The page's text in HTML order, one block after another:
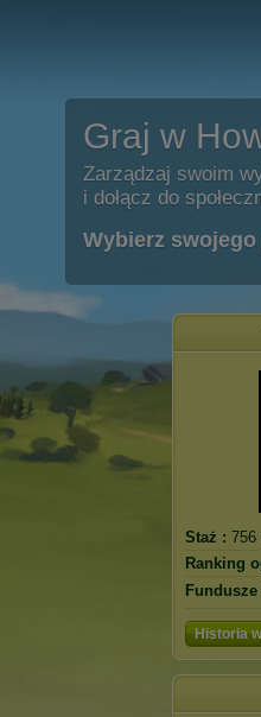
Graj w
Zarządzaj swoim
i dołącz do
Wybierz
Staż : 756
Ranking
Fundusze
Historia